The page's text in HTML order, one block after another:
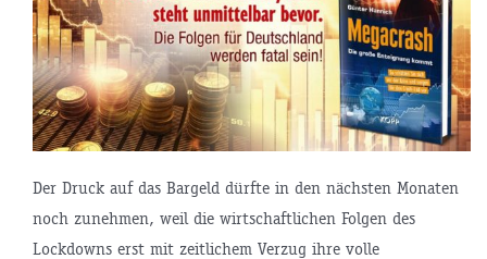
Der Druck auf das Bargeld dürfte in den nächsten Monaten
noch zunehmen, weil die wirtschaftlichen Folgen des
Lockdowns erst mit zeitlichem Verzug ihre volle